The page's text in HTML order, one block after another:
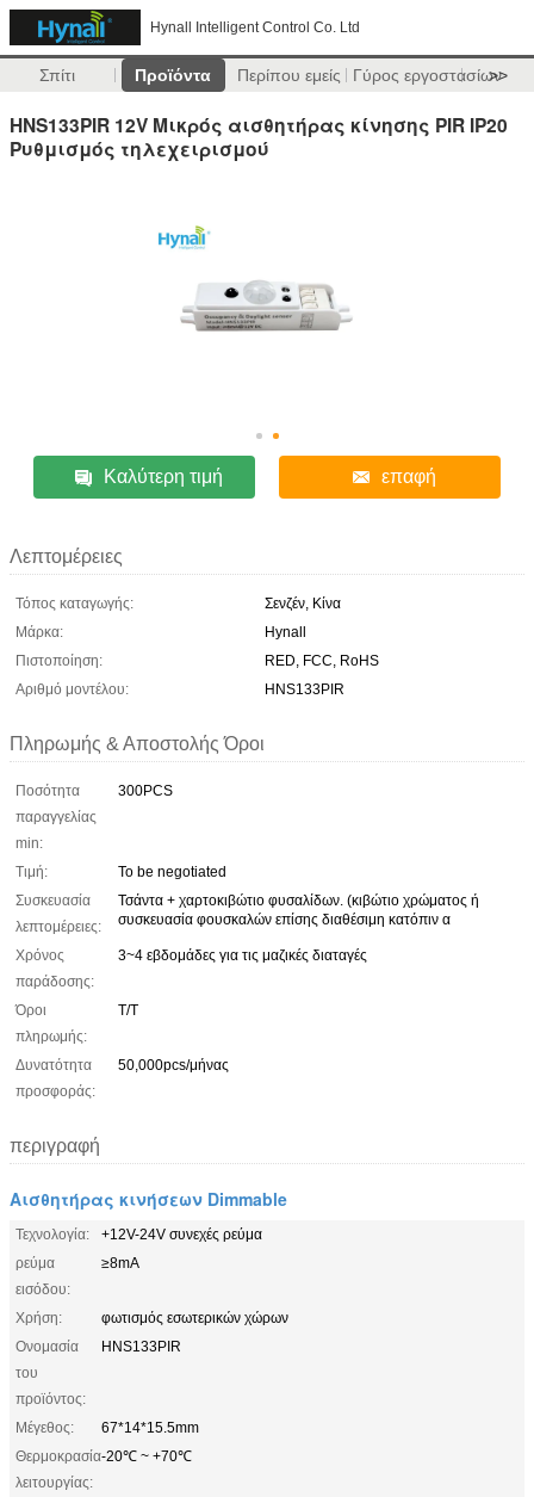
Hynall Intelligent Control Co. Ltd
Σπίτι Προϊόντα Περίπου εμείς Γύρος εργοστασίων
>>
HNS133PIR 12V Μικρός αισθητήρας κίνησης PIR IP20
Ρυθμισμός τηλεχειρισμού
Καλύτερη τιμή επαφή
Λεπτομέρειες
Τόπος καταγωγής:
Σενζέν, Κίνα
Μάρκα:
Hynall
Πιστοποίηση:
RED, FCC, RoHS
Αριθμό μοντέλου:
HNS133PIR
Πληρωμής & Αποστολής Όροι
Ποσότητα
παραγγελίας
min:
300PCS
Τιμή:
To be negotiated
Συσκευασία
λεπτομέρειες:
Τσάντα + χαρτοκιβώτιο φυσαλίδων. (κιβώτιο χρώματος ή
συσκευασία φουσκαλών επίσης διαθέσιμη κατόπιν α
Χρόνος
παράδοσης:
3~4 εβδομάδες για τις μαζικές διαταγές
Όροι
πληρωμής:
Τ/Τ
Δυνατότητα
προσφοράς:
50,000pcs/μήνας
περιγραφή
Αισθητήρας κινήσεων Dimmable
Τεχνολογία:
+12V-24V συνεχές ρεύμα
ρεύμα
εισόδου:
≥8mA
Χρήση:
φωτισμός εσωτερικών χώρων
Ονομασία
του
προϊόντος:
HNS133PIR
Μέγεθος:
67*14*15.5mm
Θερμοκρασία
λειτουργίας:
-20℃ ~ +70℃